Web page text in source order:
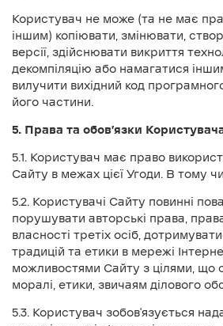
Користувач не може (та не має
іншим) копіювати, змінювати,
версії, здійснювати викриття
декомпіляцію або намагатися
вилучити вихідний код
його частини.
5. Права та обов’язки
5.1. Користувач має право
Сайту в межах цієї Угоди. В тому
5.2. Користувачі Сайту повинні
порушувати авторські права,
власності третіх осіб,
традицій та етики в мережі
можливостями Сайту з цілями, що
моралі, етики, звичаям ділового
5.3. Користувач зобов'язується